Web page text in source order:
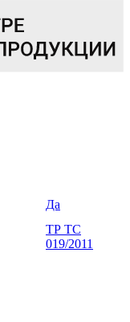
Да
ТР ТС
019/2011